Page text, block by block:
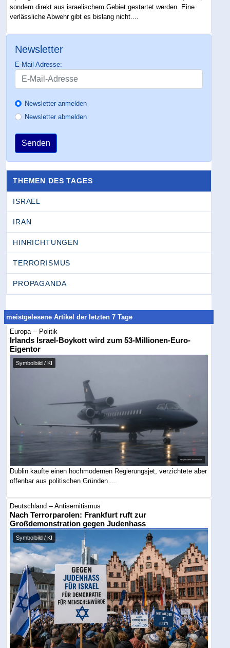
sondern direkt aus israelischem Gebiet gestartet werden. Eine
verlässliche Abwehr gibt es bislang nicht....
Newsletter
E-Mail Adresse:
Newsletter anmelden
Newsletter abmelden
Senden
THEMEN DES TAGES
ISRAEL
IRAN
HINRICHTUNGEN
TERRORISMUS
PROPAGANDA
meistgelesene Artikel der letzten 7 Tage
Europa -- Politik
Irlands Israel-Boykott wird zum 53-Millionen-Euro-
Eigentor
Symbolbild / KI
Dublin kaufte einen hochmodernen Regierungsjet, verzichtete aber
offenbar aus politischen Gründen ...
Deutschland -- Antisemitismus
Nach Terrorparolen: Frankfurt ruft zur
Großdemonstration gegen Judenhass
Symbolbild / KI